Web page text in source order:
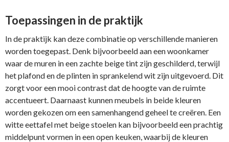
Toepassingen in de praktijk
In de praktijk kan deze combinatie op verschillende manieren
worden toegepast. Denk bijvoorbeeld aan een woonkamer
waar de muren in een zachte beige tint zijn geschilderd, terwijl
het plafond en de plinten in sprankelend wit zijn uitgevoerd. Dit
zorgt voor een mooi contrast dat de hoogte van de ruimte
accentueert. Daarnaast kunnen meubels in beide kleuren
worden gekozen om een samenhangend geheel te creëren. Een
witte eettafel met beige stoelen kan bijvoorbeeld een prachtig
middelpunt vormen in een open keuken, waarbij de kleuren